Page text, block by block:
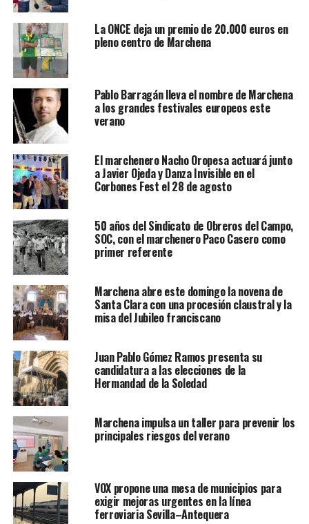
La ONCE deja un premio de 20.000 euros en
pleno centro de Marchena
Pablo Barragán lleva el nombre de Marchena
a los grandes festivales europeos este
verano
El marchenero Nacho Oropesa actuará junto
a Javier Ojeda y Danza Invisible en el
Corbones Fest el 28 de agosto
50 años del Sindicato de Obreros del Campo,
SOC, con el marchenero Paco Casero como
primer referente
Marchena abre este domingo la novena de
Santa Clara con una procesión claustral y la
misa del Jubileo franciscano
Juan Pablo Gómez Ramos presenta su
candidatura a las elecciones de la
Hermandad de la Soledad
Marchena impulsa un taller para prevenir los
principales riesgos del verano
VOX propone una mesa de municipios para
exigir mejoras urgentes en la línea
ferroviaria Sevilla–Antequera